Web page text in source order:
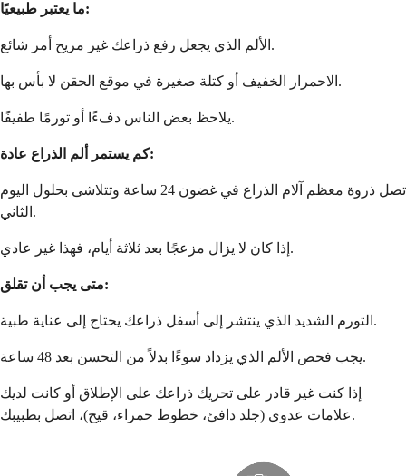
ما يعتبر طبيعيًا:
الألم الذي يجعل رفع ذراعك غير مريح أمر شائع.
الاحمرار الخفيف أو كتلة صغيرة في موقع الحقن لا بأس بها.
يلاحظ بعض الناس دفءًا أو تورمًا طفيفًا.
كم يستمر ألم الذراع عادة:
تصل ذروة معظم آلام الذراع في غضون 24 ساعة وتتلاشى بحلول اليوم
الثاني.
إذا كان لا يزال مزعجًا بعد ثلاثة أيام، فهذا غير عادي.
متى يجب أن تقلق:
التورم الشديد الذي ينتشر إلى أسفل ذراعك يحتاج إلى عناية طبية.
يجب فحص الألم الذي يزداد سوءًا بدلاً من التحسن بعد 48 ساعة.
إذا كنت غير قادر على تحريك ذراعك على الإطلاق أو كانت لديك
علامات عدوى (جلد دافئ، خطوط حمراء، قيح)، اتصل بطبيبك.